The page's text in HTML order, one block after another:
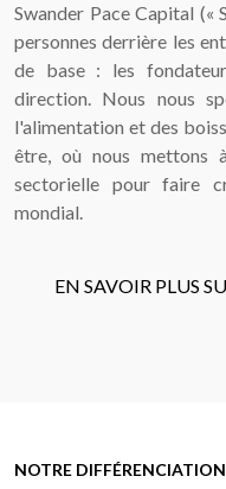
Swander Pace Capital («
personnes derrière les
de base : les
direction. Nous nous
l'alimentation et des
être, où nous mettons
sectorielle pour faire
mondial.
EN SAVOIR PLUS
NOTRE DIFFÉRENCIATION